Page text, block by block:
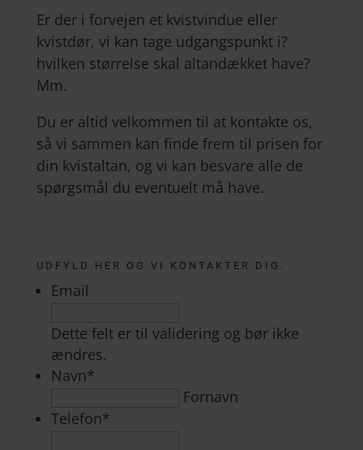
Er der i forvejen et kvistvindue eller
kvistdør, vi kan tage udgangspunkt i?
hvilken størrelse skal altandækket have?
Mm.
Du er altid velkommen til at kontakte os,
så vi sammen kan finde frem til prisen for
din kvistaltan, og vi kan besvare alle de
spørgsmål du eventuelt må have.
UDFYLD HER OG VI KONTAKTER DIG.
Email
Dette felt er til validering og bør ikke
ændres.
Navn*
Fornavn
Telefon*